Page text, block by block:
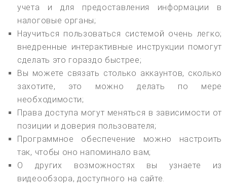
учета и для предоставления информации в
налоговые органы;
Научиться пользоваться системой очень легко;
внедренные интерактивные инструкции помогут
сделать это гораздо быстрее;
Вы можете связать столько аккаунтов, сколько
захотите, это можно делать по мере
необходимости;
Права доступа могут меняться в зависимости от
позиции и доверия пользователя;
Программное обеспечение можно настроить
так, чтобы оно напоминало вам;
О других возможностях вы узнаете из
видеообзора, доступного на сайте.